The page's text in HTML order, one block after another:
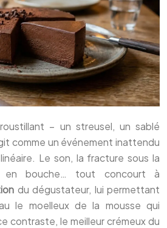
– un streusel, un sablé
comme un événement inattendu
Le son, la fracture sous la
bouche… tout concourt à
du dégustateur, lui permettant
le moelleux de la mousse qui
contraste, le meilleur crémeux du